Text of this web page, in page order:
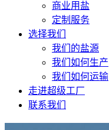
商业用盐
定制服务
选择我们
我们的盐源
我们如何生产
我们如何运输
走进超级工厂
联系我们